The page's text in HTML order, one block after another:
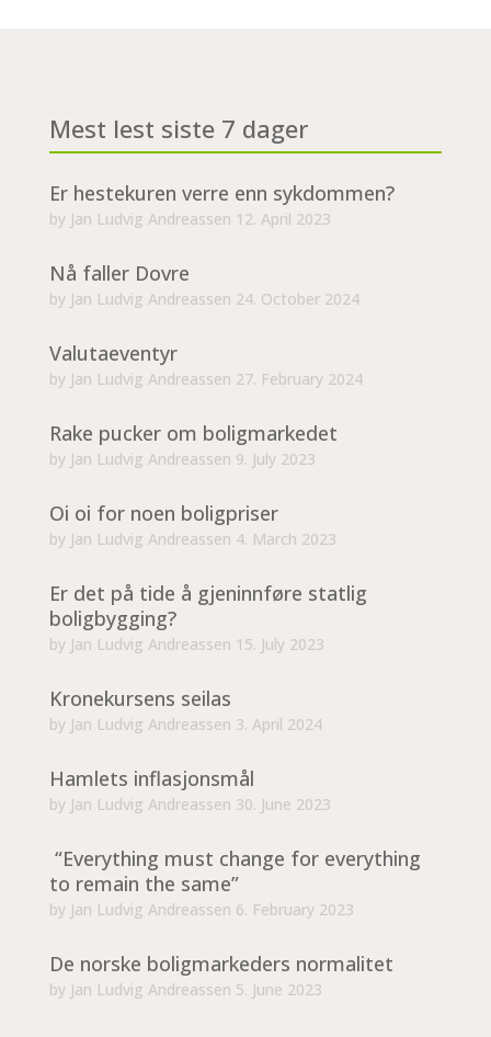
Mest lest siste 7 dager
Er hestekuren verre enn sykdommen?
by Jan Ludvig Andreassen 12. April 2023
Nå faller Dovre
by Jan Ludvig Andreassen 24. October 2024
Valutaeventyr
by Jan Ludvig Andreassen 27. February 2024
Rake pucker om boligmarkedet
by Jan Ludvig Andreassen 9. July 2023
Oi oi for noen boligpriser
by Jan Ludvig Andreassen 4. March 2023
Er det på tide å gjeninnføre statlig
boligbygging?
by Jan Ludvig Andreassen 15. July 2023
Kronekursens seilas
by Jan Ludvig Andreassen 3. April 2024
Hamlets inflasjonsmål
by Jan Ludvig Andreassen 30. June 2023
“Everything must change for everything
to remain the same”
by Jan Ludvig Andreassen 6. February 2023
De norske boligmarkeders normalitet
by Jan Ludvig Andreassen 5. June 2023